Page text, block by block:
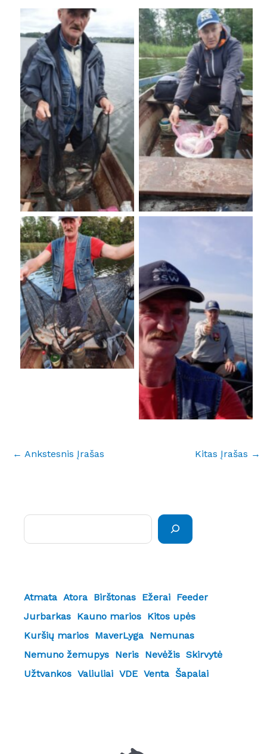
No Caption No Caption
No Caption
No Caption
← Ankstesnis Įrašas Kitas Įrašas →
Atmata Atora Birštonas Ežerai Feeder
Jurbarkas Kauno marios Kitos upės
Kuršių marios MaverLyga Nemunas
Nemuno žemupys Neris Nevėžis Skirvytė
Užtvankos Valiuliai VDE Venta Šapalai